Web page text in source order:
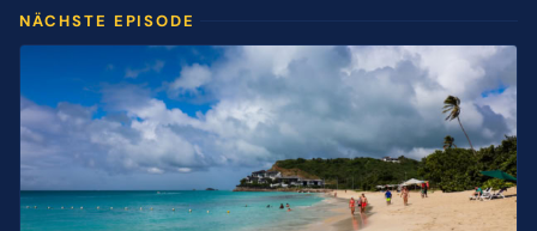
NÄCHSTE EPISODE